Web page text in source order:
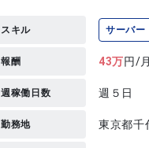
スキル サーバー
報酬 43万円/月
週稼働日数 週５日
勤務地 東京都千